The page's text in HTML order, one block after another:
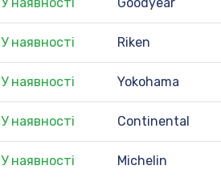
У наявності Riken
У наявності Yokohama
У наявності Continental
У наявності Michelin